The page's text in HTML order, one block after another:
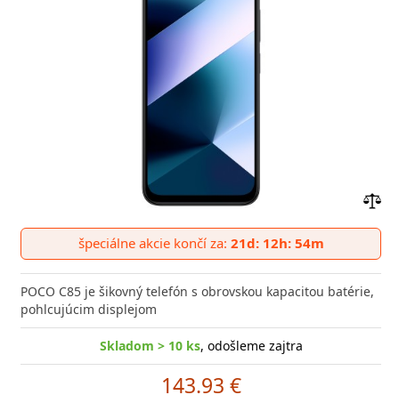
do
špeciálne akcie končí za: 21d: 12h: 54m
POCO C85 je šikovný telefón s obrovskou kapacitou batérie,
pohlcujúcim displejom
Skladom > 10 ks, odošleme zajtra
143.93 €